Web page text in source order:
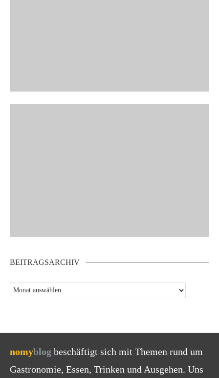
BEITRAGSARCHIV
nomyblog beschäftigt sich mit Themen rund um
Gastronomie, Essen, Trinken und Ausgehen. Uns